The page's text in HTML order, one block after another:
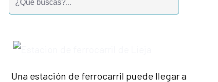
Una estación de ferrocarril puede llegar a